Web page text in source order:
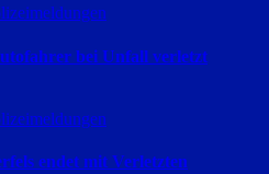
bei Unfall verletzt
endet mit Verletzten